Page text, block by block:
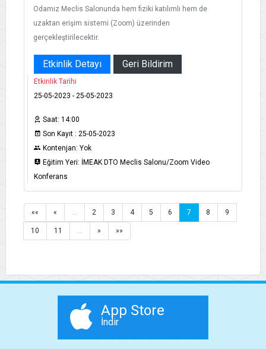
Odamız Meclis Salonunda hem fiziki katılımlı hem de
uzaktan erişim sistemi (Zoom) üzerinden
gerçekleştirilecektir.
Etkinlik Detayı Geri Bildirim
Etkinlik Tarihi
25-05-2023 - 25-05-2023
Saat: 14:00
Son Kayıt : 25-05-2023
Kontenjan: Yok
Eğitim Yeri: İMEAK DTO Meclis Salonu/Zoom Video
Konferans
«« « … 2 3 4 5 6 7 8 9
10 11 … » »»
App Store
İndir